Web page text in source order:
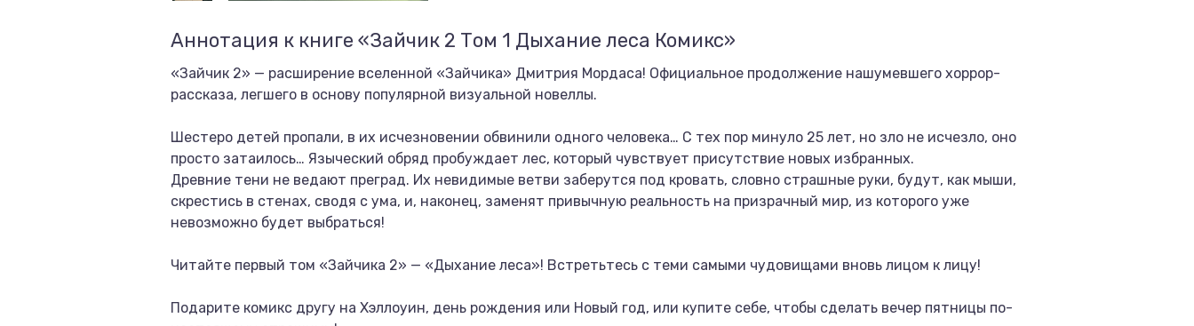
Аннотация к книге «Зайчик 2 Том 1 Дыхание леса Комикс»
«Зайчик 2» — расширение вселенной «Зайчика» Дмитрия Мордаса! Официальное продолжение нашумевшего хоррор-
рассказа, легшего в основу популярной визуальной новеллы.
Шестеро детей пропали, в их исчезновении обвинили одного человека… С тех пор минуло 25 лет, но зло не исчезло, оно
просто затаилось… Языческий обряд пробуждает лес, который чувствует присутствие новых избранных.
Древние тени не ведают преград. Их невидимые ветви заберутся под кровать, словно страшные руки, будут, как мыши,
скрестись в стенах, сводя с ума, и, наконец, заменят привычную реальность на призрачный мир, из которого уже
невозможно будет выбраться!
Читайте первый том «Зайчика 2» — «Дыхание леса»! Встретьтесь с теми самыми чудовищами вновь лицом к лицу!
Подарите комикс другу на Хэллоуин, день рождения или Новый год, или купите себе, чтобы сделать вечер пятницы по-